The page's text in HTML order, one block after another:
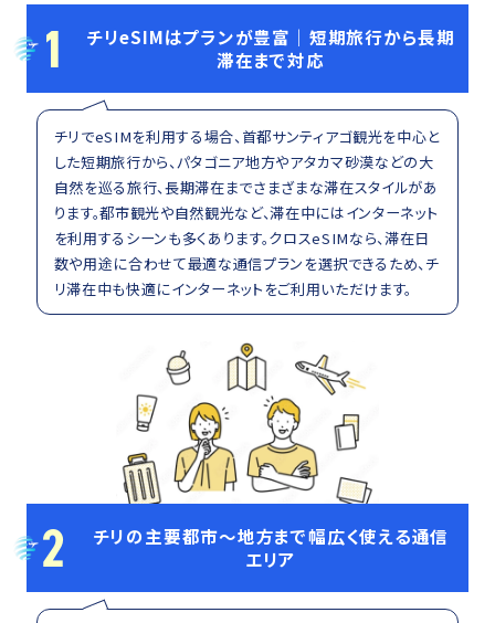
1
チリeSIMはプランが豊富｜短期旅行から長期
滞在まで対応
チリでeSIMを利用する場合、首都サンティアゴ観光を中心と
した短期旅行から、パタゴニア地方やアタカマ砂漠などの大
自然を巡る旅行、長期滞在までさまざまな滞在スタイルがあ
ります。都市観光や自然観光など、滞在中にはインターネット
を利用するシーンも多くあります。クロスeSIMなら、滞在日
数や用途に合わせて最適な通信プランを選択できるため、チ
リ滞在中も快適にインターネットをご利用いただけます。
2
チリの主要都市～地方まで幅広く使える通信
エリア